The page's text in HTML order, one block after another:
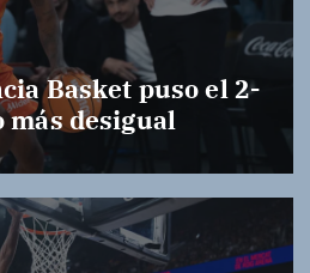
Basket puso el 2-
más desigual